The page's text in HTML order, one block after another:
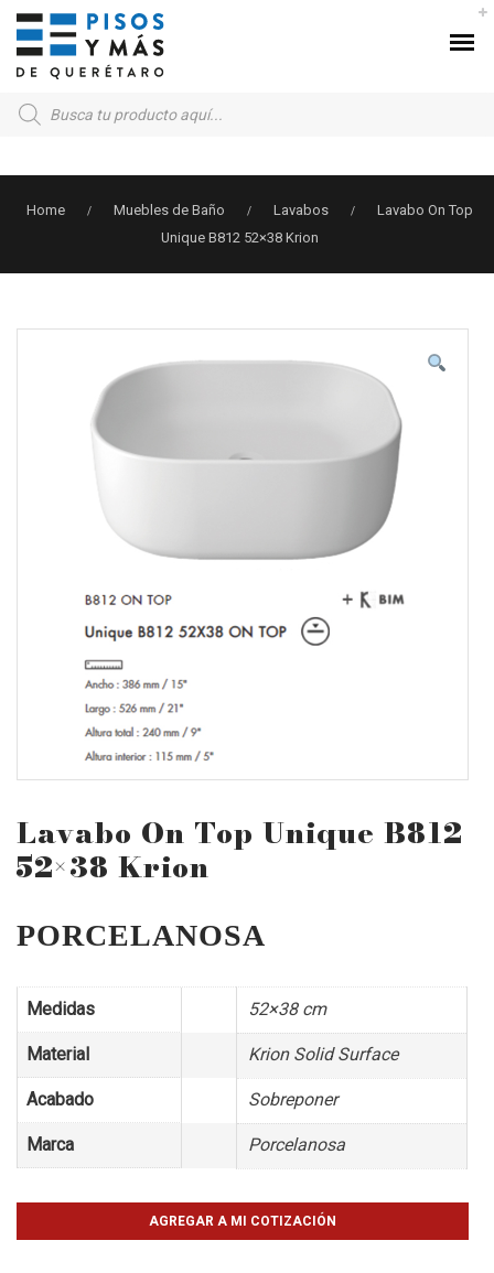
Products
search
Home / Muebles de Baño / Lavabos /
Lavabo On Top
Unique B812 52×38 Krion
Lavabo On Top Unique B812
52×38 Krion
PORCELANOSA
Medidas 52×38 cm
Material Krion Solid Surface
Acabado Sobreponer
Marca Porcelanosa
AGREGAR A MI COTIZACIÓN